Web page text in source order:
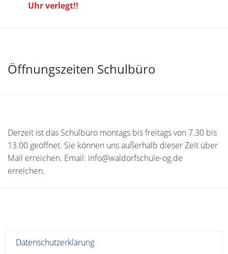
Uhr verlegt!!
Öffnungszeiten Schulbüro
Derzeit ist das Schulbüro montags bis freitags von 7.30 bis
13.00 geöffnet. Sie können uns außerhalb dieser Zeit über
Mail erreichen. Email: info@waldorfschule-og.de
erreichen.
Datenschutzerklärung